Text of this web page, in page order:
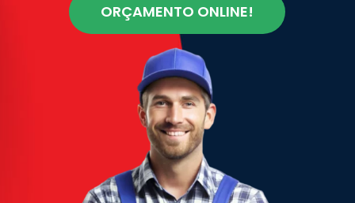
ORÇAMENTO ONLINE!